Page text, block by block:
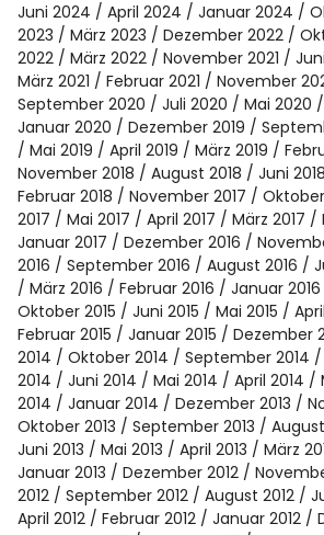
Juni 2024 April 2024 Januar 2024
2023
März 2023 Dezember 2022
2022
März 2022 November 2021
März 2021
Februar 2021 November
September 2020
Juli 2020 Mai 2020
Januar 2020
Dezember 2019
Mai 2019
April 2019 März 2019
November 2018
August 2018 Juni 2018
Februar 2018
November 2017
2017
Mai 2017 April 2017 März 2017
Januar 2017
Dezember 2016
2016
September 2016 August 2016
März 2016
Februar 2016 Januar 2016
Oktober 2015
Juni 2015 Mai 2015
Februar 2015
Januar 2015 Dezember
2014
Oktober 2014 September 2014
2014
Juni 2014 Mai 2014 April 2014
2014
Januar 2014 Dezember 2013
Oktober 2013
September 2013
Juni 2013
Mai 2013 April 2013 März
Januar 2013
Dezember 2012
2012
September 2012 August 2012
April 2012
Februar 2012 Januar 2012